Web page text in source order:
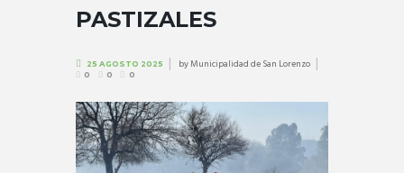
PASTIZALES
25 AGOSTO 2025 byMunicipalidad de San Lorenzo
0 0 0